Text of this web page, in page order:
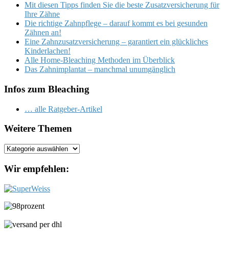
Mit diesen Tipps finden Sie die beste Zusatzversicherung für
Ihre Zähne
Die richtige Zahnpflege – darauf kommt es bei gesunden
Zähnen an!
Eine Zahnzusatzversicherung – garantiert ein glückliches
Kinderlachen!
Alle Home-Bleaching Methoden im Überblick
Das Zahnimplantat – manchmal unumgänglich
Infos zum Bleaching
… alle Ratgeber-Artikel
Weitere Themen
Weitere
Wir empfehlen: